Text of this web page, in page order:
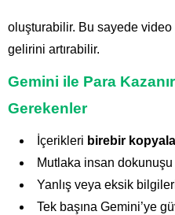
oluşturabilir. Bu sayede
gelirini artırabilir.
Gemini ile Para
Gerekenler
İçerikleri birebir
Mutlaka insan
Yanlış veya eksik
Tek başına Gemini’ye